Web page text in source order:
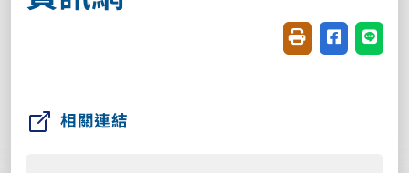
友善列印(開新視
分享至臉書
分享
相關連結